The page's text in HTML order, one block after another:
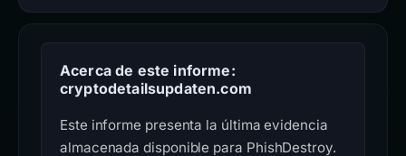
Acerca de este informe:
cryptodetailsupdaten.com
Este informe presenta la última evidencia
almacenada disponible para PhishDestroy.